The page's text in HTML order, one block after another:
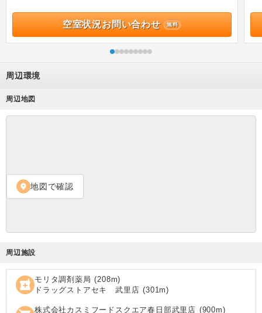
空室状況お問い合わせ 無料
周辺環境
周辺地図
location_on 地図で確認
周辺施設
local_pharmacy モリタ調剤薬局 (208m)
ドラッグストアセキ 武里店 (301m)
株式会社カスミフードスクエア春日部武里店 (900m)